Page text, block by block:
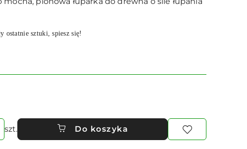
ostatnie sztuki, spiesz się!
szt. Do koszyka